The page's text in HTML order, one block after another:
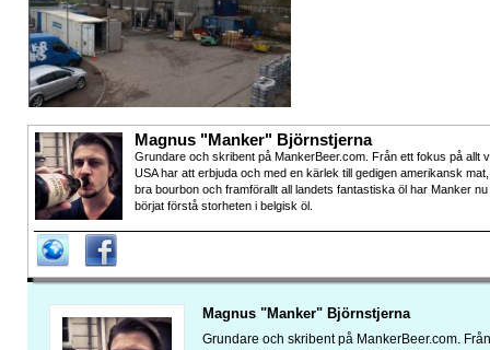
Magnus "Manker" Björnstjerna
Grundare och skribent på MankerBeer.com. Från ett fokus på allt
USA har att erbjuda och med en kärlek till gedigen amerikansk mat,
bra bourbon och framförallt all landets fantastiska öl har Manker nu
börjat förstå storheten i belgisk öl.
Magnus "Manker" Björnstjerna
Grundare och skribent på MankerBeer.com.